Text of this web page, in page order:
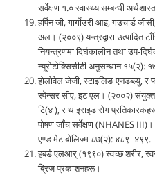
सर्वेक्षण १.० स्वास्थ्य सम्बन्धी
हर्पिन जी, गार्गोउरी आइ, गउचार्ड
अल। (२००९) यन्त्रद्वारा उत्पादित
नियन्त्रणमा दिर्घकालीन तथा उप-
न्यूरोटोक्सिसीटी अनुसन्धान १५(२):
होलोवेल जेजी, स्टाइलिङ एनडब्ल्यु, र
स्पेन्सर सीए, इट एल। (२००२)
टि(४ ), र थाइराइड रोग
पोषण जाँच सर्वेक्षण (NHANES
एण्ड मेटाबोलिज्म ८७(२): ४८९–४९९.
हबर्ड एलआर् (१९९०) स्वच्छ शरीर,
ब्रिज प्रकाशनहरू।